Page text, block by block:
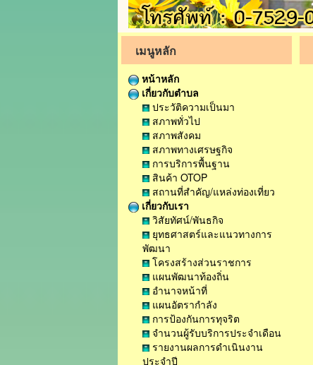
เมนูหลัก
หน้าหลัก
เกี่ยวกับตำบล
ประวัติความเป็นมา
สภาพทั่วไป
สภาพสังคม
สภาพทางเศรษฐกิจ
การบริการพื้นฐาน
สินค้า OTOP
สถานที่สำคัญ/แหล่งท่องเที่ยว
เกี่ยวกับเรา
วิสัยทัศน์/พันธกิจ
ยุทธศาสตร์และแนวทางการ
พัฒนา
โครงสร้างส่วนราชการ
แผนพัฒนาท้องถิ่น
อำนาจหน้าที่
แผนอัตรากำลัง
การป้องกันการทุจริต
จำนวนผู้รับบริการประจำเดือน
รายงานผลการดำเนินงาน
ประจำปี